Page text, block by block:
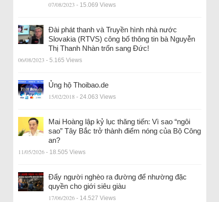
07/08/2023 - 15.069 Views
Đài phát thanh và Truyền hình nhà nước
Slovakia (RTVS) công bố thông tin bà Nguyễn
Thị Thanh Nhàn trốn sang Đức!
06/08/2023 - 5.165 Views
Ủng hộ Thoibao.de
15/02/2018 - 24.063 Views
Mai Hoàng lập kỷ lục thăng tiến: Vì sao “ngôi
sao” Tây Bắc trở thành điểm nóng của Bộ Công
an?
11/05/2026 - 18.505 Views
Đẩy người nghèo ra đường để nhường đặc
quyền cho giới siêu giàu
17/06/2026 - 14.527 Views